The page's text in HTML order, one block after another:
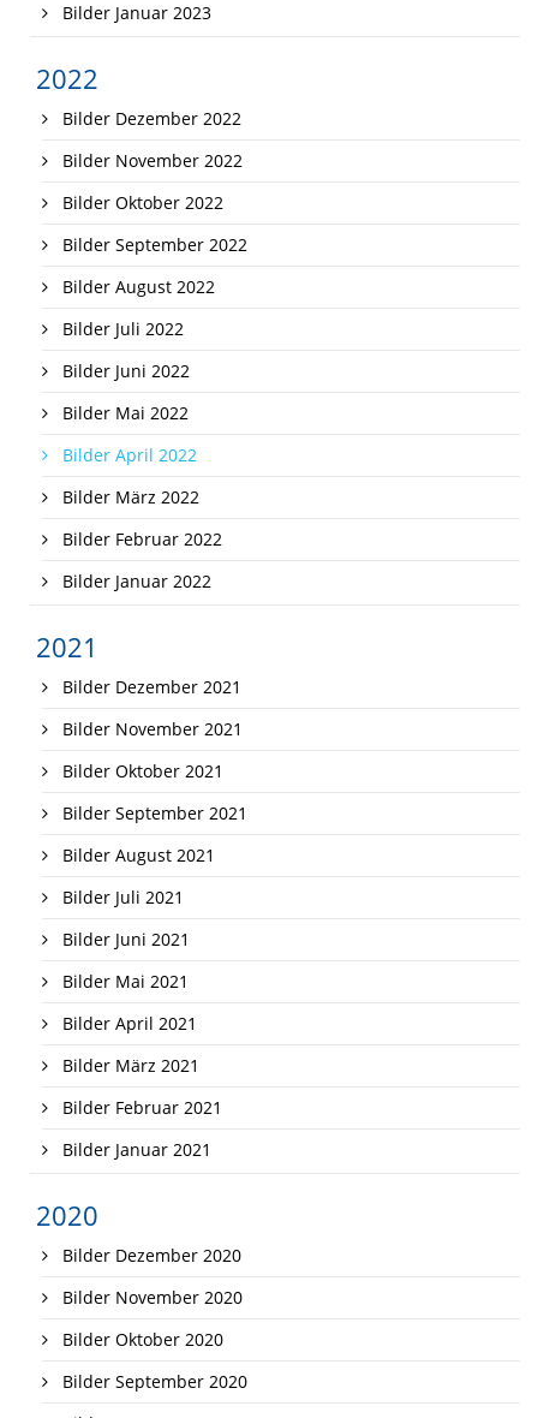
Bilder Januar 2023
2022
Bilder Dezember 2022
Bilder November 2022
Bilder Oktober 2022
Bilder September 2022
Bilder August 2022
Bilder Juli 2022
Bilder Juni 2022
Bilder Mai 2022
Bilder April 2022
Bilder März 2022
Bilder Februar 2022
Bilder Januar 2022
2021
Bilder Dezember 2021
Bilder November 2021
Bilder Oktober 2021
Bilder September 2021
Bilder August 2021
Bilder Juli 2021
Bilder Juni 2021
Bilder Mai 2021
Bilder April 2021
Bilder März 2021
Bilder Februar 2021
Bilder Januar 2021
2020
Bilder Dezember 2020
Bilder November 2020
Bilder Oktober 2020
Bilder September 2020